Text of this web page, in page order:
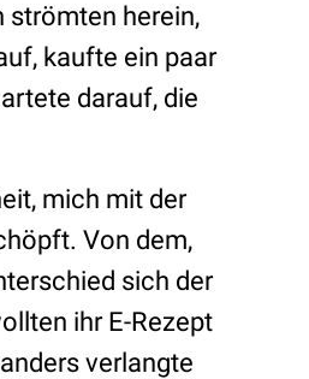
strömten herein,
kaufte ein paar
darauf, die
mich mit der
Von dem,
sich der
ihr E-Rezept
verlangte